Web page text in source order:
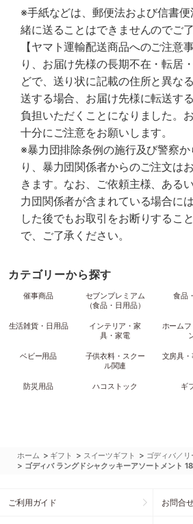
※手紙などは、郵便法および信書
緒に送ることはできませんのでご了
【ヤマト運輸配送商品へのご注意
り、お届け先様の長期不在・転居
どで、送り状に記載の住所と異な
送する場合、お届け先様に転送す
負担いただくことになりました。
十分にご注意をお願いします。
※暴力団排除条例の施行及び警察か
り、暴力団関係者からのご注文は
きます。なお、ご依頼主様、ある
力団関係者が含まれている場合に
した後でもお取引をお断りするこ
で、ご了承ください。
カテゴリーから探す
催事商品
セブンプレミアム
（食品・日用品）
食品
生活雑貨・日用品
インテリア・家
具・家電
ホーム
ベビー用品
子供衣料・スクー
ル関連
文房具
防災用品 ハコストック ギ
ホーム > ギフト > スイーツギフト > ゴディバ／
> ゴディバ ラングドシャクッキーアソートメント
ご利用ガイド お問合